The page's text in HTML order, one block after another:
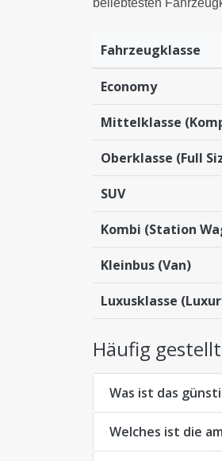
beliebtesten
Fahrzeugklasse
Economy
Mittelklasse
Oberklasse (Full
SUV
Kombi (Station
Kleinbus (Van)
Luxusklasse
Häufig
Was ist das
Welches ist die